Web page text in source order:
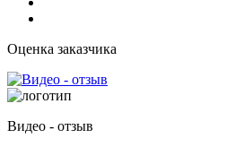
Оценка заказчика
Видео - отзыв